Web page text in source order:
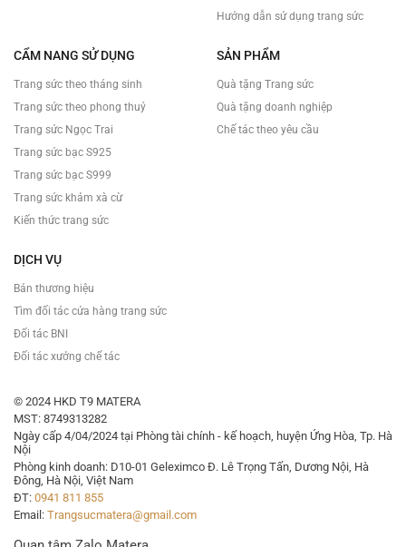
Hướng dẫn sử dụng trang sức
CẨM NANG SỬ DỤNG
Trang sức theo tháng sinh
Trang sức theo phong thuỷ
Trang sức Ngọc Trai
Trang sức bạc S925
Trang sức bạc S999
Trang sức khảm xà cừ
Kiến thức trang sức
SẢN PHẨM
Quà tặng Trang sức
Quà tặng doanh nghiệp
Chế tác theo yêu cầu
DỊCH VỤ
Bán thương hiệu
Tìm đối tác cửa hàng trang sức
Đối tác BNI
Đối tác xưởng chế tác
© 2024 HKD T9 MATERA
MST: 8749313282
Ngày cấp 4/04/2024 tại Phòng tài chính - kế hoạch, huyện Ứng Hòa, Tp. Hà
Nội
Phòng kinh doanh: D10-01 Geleximco Đ. Lê Trọng Tấn, Dương Nội, Hà
Đông, Hà Nội, Việt Nam
ĐT: 0941 811 855
Email: Trangsucmatera@gmail.com